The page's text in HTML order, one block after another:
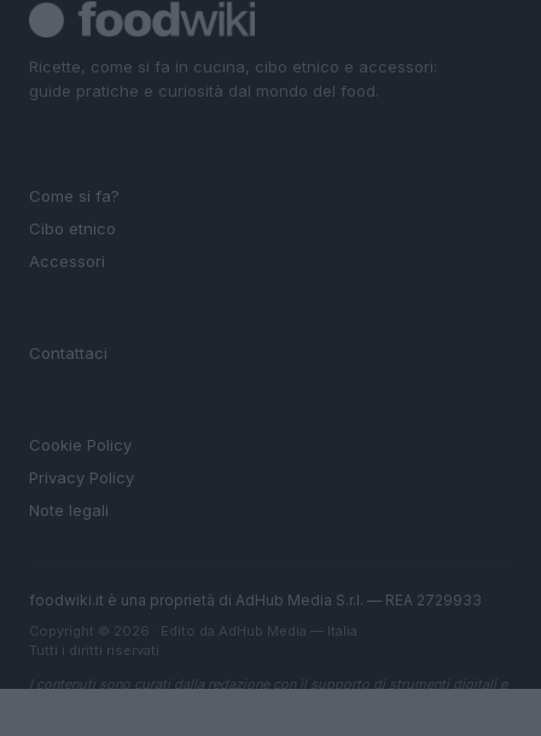
Ricette, come si fa in cucina, cibo etnico e accessori:
guide pratiche e curiosità dal mondo del food.
Come si fa?
Cibo etnico
Accessori
Contattaci
Cookie Policy
Privacy Policy
Note legali
foodwiki.it è una proprietà di AdHub Media S.r.l. — REA 2729933
Copyright © 2026 · Edito da AdHub Media — Italia
Tutti i diritti riservati
I contenuti sono curati dalla redazione con il supporto di strumenti digitali e